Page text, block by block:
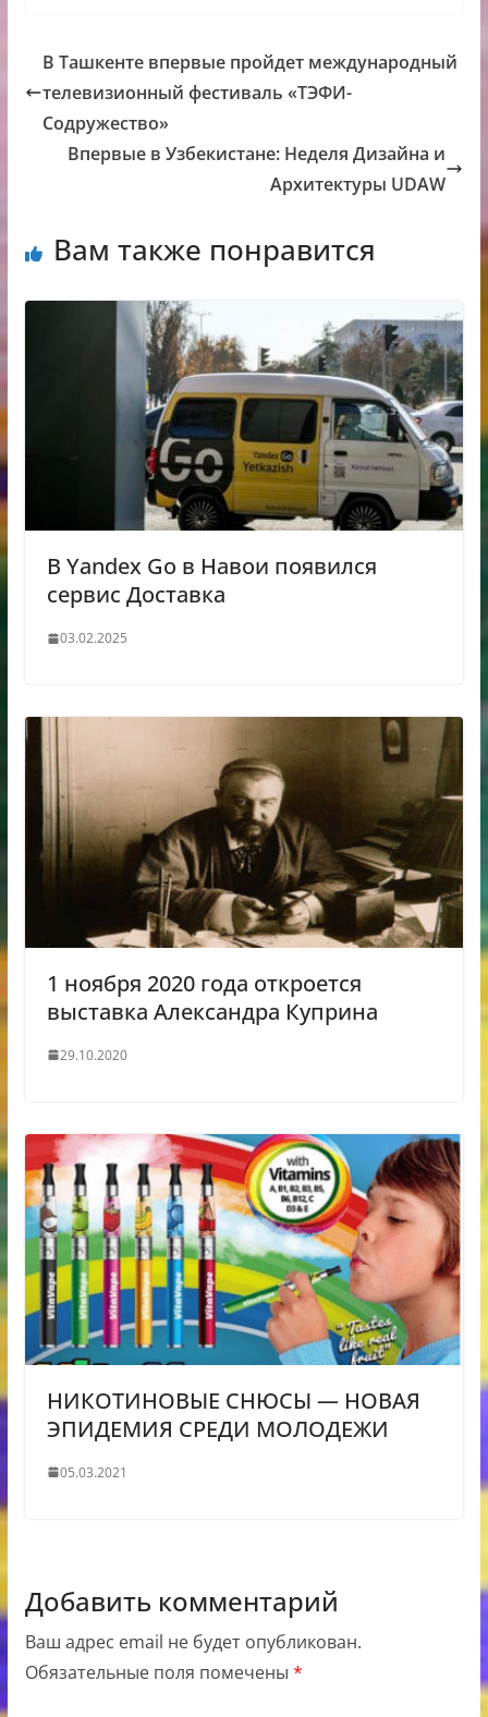
В Ташкенте впервые пройдет международный
телевизионный фестиваль «ТЭФИ-
Содружество»
Впервые в Узбекистане: Неделя Дизайна и
Архитектуры UDAW
Вам также понравится
В Yandex Go в Навои появился
сервис Доставка
03.02.2025
1 ноября 2020 года откроется
выставка Александра Куприна
29.10.2020
НИКОТИНОВЫЕ СНЮСЫ — НОВАЯ
ЭПИДЕМИЯ СРЕДИ МОЛОДЕЖИ
05.03.2021
Добавить комментарий
Ваш адрес email не будет опубликован.
Обязательные поля помечены *